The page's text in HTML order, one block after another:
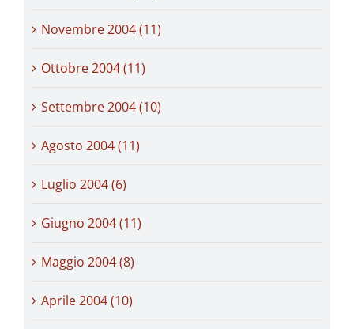
Novembre 2004 (11)
Ottobre 2004 (11)
Settembre 2004 (10)
Agosto 2004 (11)
Luglio 2004 (6)
Giugno 2004 (11)
Maggio 2004 (8)
Aprile 2004 (10)